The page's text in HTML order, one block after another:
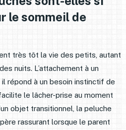
le sommeil de
très tôt la vie des petits, autant
nuits. L’attachement à un
il répond à un besoin instinctif de
le lâcher-prise au moment
objet transitionnel, la peluche
rassurant lorsque le parent